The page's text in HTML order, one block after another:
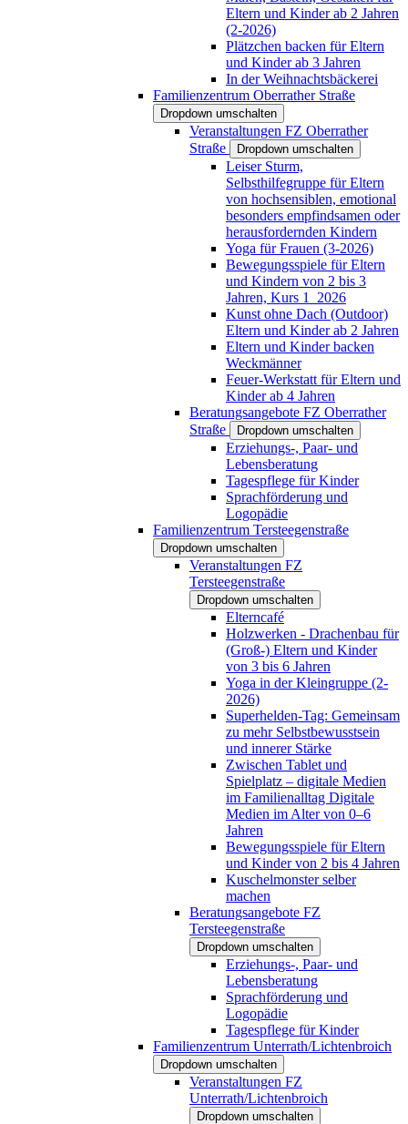
Eltern und Kinder ab 2 Jahren
(2-2026)
Plätzchen backen für Eltern
und Kinder ab 3 Jahren
In der Weihnachtsbäckerei
Familienzentrum Oberrather Straße
Dropdown umschalten
Veranstaltungen FZ Oberrather
Straße
Dropdown umschalten
Leiser Sturm,
Selbsthilfegruppe für Eltern
von hochsensiblen, emotional
besonders empfindsamen oder
herausfordernden Kindern
Yoga für Frauen (3-2026)
Bewegungsspiele für Eltern
und Kindern von 2 bis 3
Jahren, Kurs 1_2026
Kunst ohne Dach (Outdoor)
Eltern und Kinder ab 2 Jahren
Eltern und Kinder backen
Weckmänner
Feuer-Werkstatt für Eltern und
Kinder ab 4 Jahren
Beratungsangebote FZ Oberrather
Straße
Dropdown umschalten
Erziehungs-, Paar- und
Lebensberatung
Tagespflege für Kinder
Sprachförderung und
Logopädie
Familienzentrum Tersteegenstraße
Dropdown umschalten
Veranstaltungen FZ
Tersteegenstraße
Dropdown umschalten
Elterncafé
Holzwerken - Drachenbau für
(Groß-) Eltern und Kinder
von 3 bis 6 Jahren
Yoga in der Kleingruppe (2-
2026)
Superhelden-Tag: Gemeinsam
zu mehr Selbstbewusstsein
und innerer Stärke
Zwischen Tablet und
Spielplatz – digitale Medien
im Familienalltag Digitale
Medien im Alter von 0–6
Jahren
Bewegungsspiele für Eltern
und Kinder von 2 bis 4 Jahren
Kuschelmonster selber
machen
Beratungsangebote FZ
Tersteegenstraße
Dropdown umschalten
Erziehungs-, Paar- und
Lebensberatung
Sprachförderung und
Logopädie
Tagespflege für Kinder
Familienzentrum Unterrath/Lichtenbroich
Dropdown umschalten
Veranstaltungen FZ
Unterrath/Lichtenbroich
Dropdown umschalten